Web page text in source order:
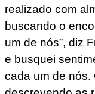
realizado com
buscando o
um de nós”, diz
e busquei
cada um de nós.